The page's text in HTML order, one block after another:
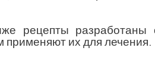
рецепты разработаны
применяют их для лечения.